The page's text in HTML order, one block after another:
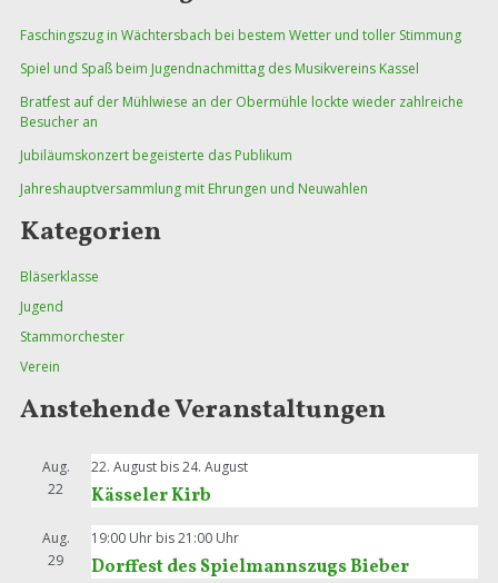
Faschingszug in Wächtersbach bei bestem Wetter und toller Stimmung
Spiel und Spaß beim Jugendnachmittag des Musikvereins Kassel
Bratfest auf der Mühlwiese an der Obermühle lockte wieder zahlreiche
Besucher an
Jubiläumskonzert begeisterte das Publikum
Jahreshauptversammlung mit Ehrungen und Neuwahlen
Kategorien
Bläserklasse
Jugend
Stammorchester
Verein
Anstehende Veranstaltungen
Aug.
22
22. August bis24. August
Kässeler Kirb
Aug.
29
19:00 Uhr bis21:00 Uhr
Dorffest des Spielmannszugs Bieber